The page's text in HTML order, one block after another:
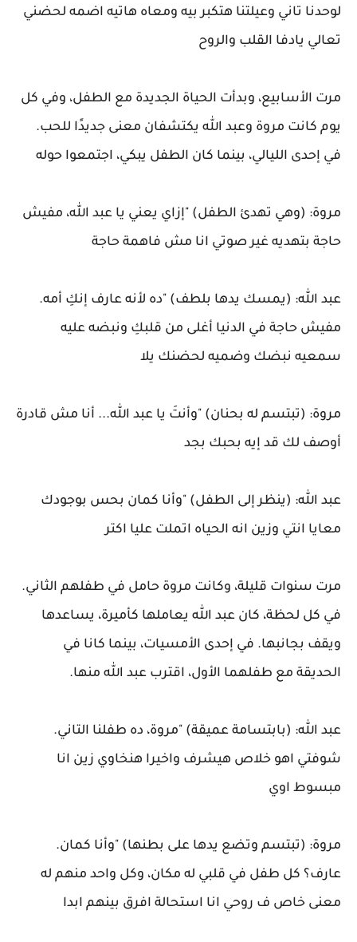
لوحدنا تاني وعيلتنا هتكبر بيه ومعاه هاتيه اضمه لحضني
تعالي يادفا القلب والروح
مرت الأسابيع، وبدأت الحياة الجديدة مع الطفل، وفي كل
يوم كانت مروة وعبد الله يكتشفان معنى جديدًا للحب.
في إحدى الليالي، بينما كان الطفل يبكي، اجتمعوا حوله
مروة: (وهي تهدئ الطفل) "إزاي يعني يا عبد الله، مفيش
حاجة بتهديه غير صوتي انا مش فاهمة حاجة
عبد الله: (يمسك يدها بلطف) "ده لأنه عارف إنكِ أمه.
مفيش حاجة في الدنيا أغلى من قلبكِ ونبضه عليه
سمعيه نبضك وضميه لحضنك يلا
مروة: (تبتسم له بحنان) "وأنتَ يا عبد الله... أنا مش قادرة
أوصف لك قد إيه بحبك بجد
عبد الله: (ينظر إلى الطفل) "وأنا كمان بحس بوجودك
معايا انتي وزين انه الحياه اتملت عليا اكتر
مرت سنوات قليلة، وكانت مروة حامل في طفلهم الثاني.
في كل لحظة، كان عبد الله يعاملها كأميرة، يساعدها
ويقف بجانبها. في إحدى الأمسيات، بينما كانا في
الحديقة مع طفلهما الأول، اقترب عبد الله منها.
عبد الله: (بابتسامة عميقة) "مروة، ده طفلنا التاني.
شوفتي اهو خلاص هيشرف واخيرا هنخاوي زين انا
مبسوط اوي
مروة: (تبتسم وتضع يدها على بطنها) "وأنا كمان.
عارف؟ كل طفل في قلبي له مكان، وكل واحد منهم له
معنى خاص ف روحي انا استحالة افرق بينهم ابدا